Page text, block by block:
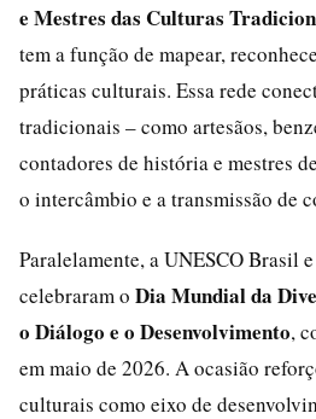
e Mestres das Culturas
tem a função de mapear,
práticas culturais. Essa rede
tradicionais – como artesãos,
contadores de história e mestres
o intercâmbio e a transmissão de
Paralelamente, a UNESCO Brasil
celebraram o Dia Mundial da
o Diálogo e o Desenvolvimento,
em maio de 2026. A ocasião
culturais como eixo de